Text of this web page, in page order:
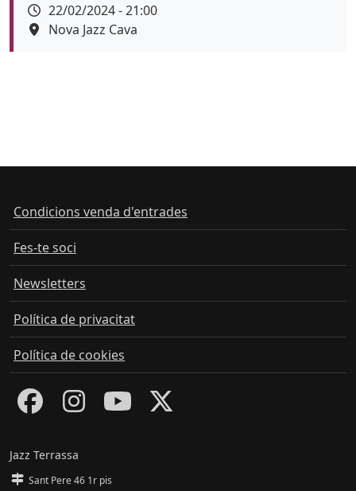
Data
22/02/2024 - 21:00
Espai
Nova Jazz Cava
Condicions venda d'entrades
Fes-te soci
Newsletters
Política de privacitat
Política de cookies
Jazz Terrassa
Sant Pere 46 1r pis